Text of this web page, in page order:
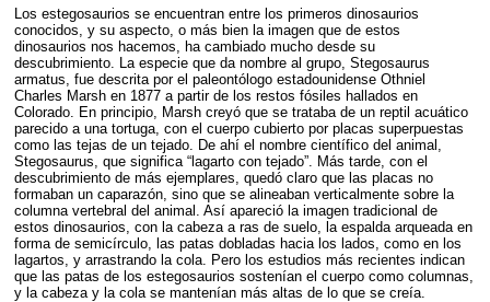
Los estegosaurios se encuentran entre los primeros dinosaurios
conocidos, y su aspecto, o más bien la imagen que de estos
dinosaurios nos hacemos, ha cambiado mucho desde su
descubrimiento. La especie que da nombre al grupo, Stegosaurus
armatus, fue descrita por el paleontólogo estadounidense Othniel
Charles Marsh en 1877 a partir de los restos fósiles hallados en
Colorado. En principio, Marsh creyó que se trataba de un reptil acuático
parecido a una tortuga, con el cuerpo cubierto por placas superpuestas
como las tejas de un tejado. De ahí el nombre científico del animal,
Stegosaurus, que significa “lagarto con tejado”. Más tarde, con el
descubrimiento de más ejemplares, quedó claro que las placas no
formaban un caparazón, sino que se alineaban verticalmente sobre la
columna vertebral del animal. Así apareció la imagen tradicional de
estos dinosaurios, con la cabeza a ras de suelo, la espalda arqueada en
forma de semicírculo, las patas dobladas hacia los lados, como en los
lagartos, y arrastrando la cola. Pero los estudios más recientes indican
que las patas de los estegosaurios sostenían el cuerpo como columnas,
y la cabeza y la cola se mantenían más altas de lo que se creía.